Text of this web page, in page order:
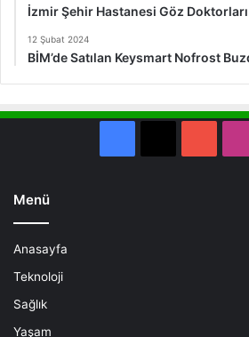
İzmir Şehir Hastanesi Göz Doktorları
12 Şubat 2024
BİM’de Satılan Keysmart Nofrost
Menü
Anasayfa
Teknoloji
Sağlık
Yaşam